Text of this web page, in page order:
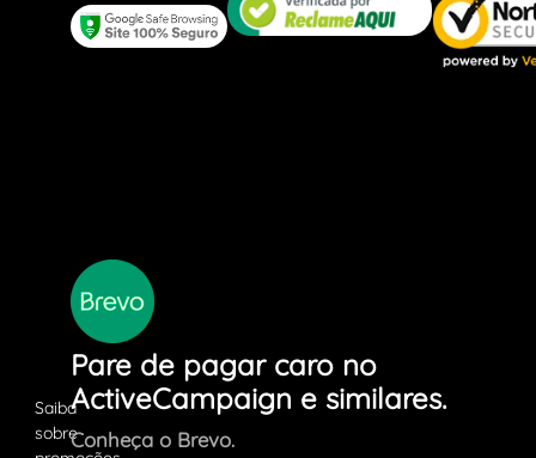
Pare de pagar caro no
ActiveCampaign e similares.
Conheça o Brevo.